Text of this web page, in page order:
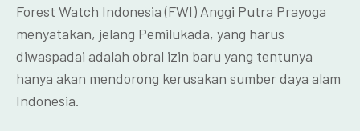
Forest Watch Indonesia (FWI) Anggi Putra Prayoga
menyatakan, jelang Pemilukada, yang harus
diwaspadai adalah obral izin baru yang tentunya
hanya akan mendorong kerusakan sumber daya alam
Indonesia.